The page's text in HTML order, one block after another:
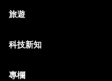
旅遊
科技新知
專欄